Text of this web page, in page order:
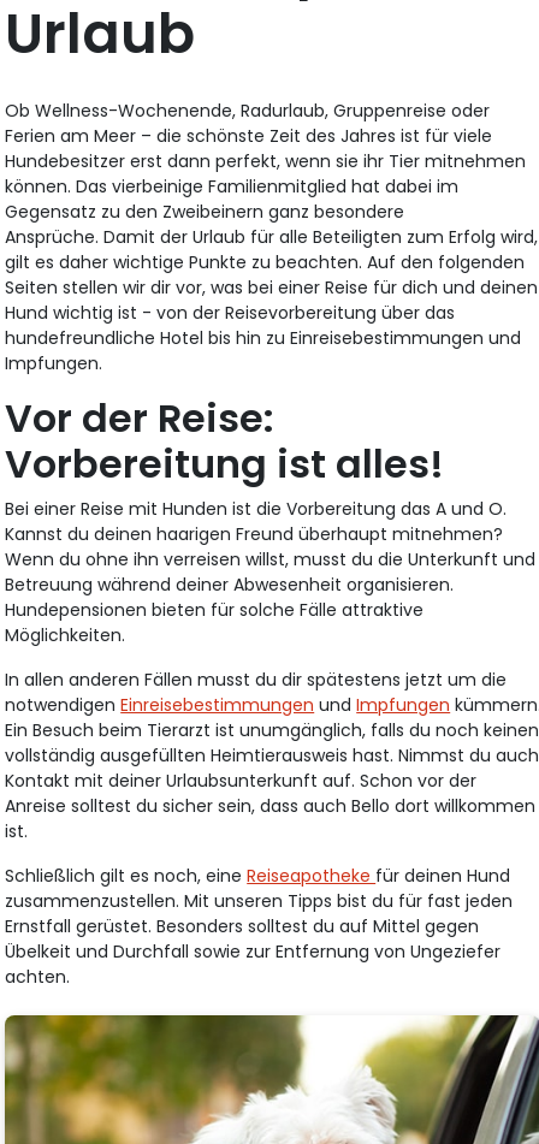
Urlaub
Ob Wellness-Wochenende, Radurlaub, Gruppenreise oder
Ferien am Meer – die schönste Zeit des Jahres ist für viele
Hundebesitzer erst dann perfekt, wenn sie ihr Tier mitnehmen
können. Das vierbeinige Familienmitglied hat dabei im
Gegensatz zu den Zweibeinern ganz besondere
Ansprüche. Damit der Urlaub für alle Beteiligten zum Erfolg wird,
gilt es daher wichtige Punkte zu beachten. Auf den folgenden
Seiten stellen wir dir vor, was bei einer Reise für dich und deinen
Hund wichtig ist - von der Reisevorbereitung über das
hundefreundliche Hotel bis hin zu Einreisebestimmungen und
Impfungen.
Vor der Reise:
Vorbereitung ist alles!
Bei einer Reise mit Hunden ist die Vorbereitung das A und O.
Kannst du deinen haarigen Freund überhaupt mitnehmen?
Wenn du ohne ihn verreisen willst, musst du die Unterkunft und
Betreuung während deiner Abwesenheit organisieren.
Hundepensionen bieten für solche Fälle attraktive
Möglichkeiten.
In allen anderen Fällen musst du dir spätestens jetzt um die
notwendigenEinreisebestimmungen undImpfungen
Ein Besuch beim Tierarzt ist unumgänglich, falls du noch keinen
vollständig ausgefüllten Heimtierausweis hast. Nimmst du auch
Kontakt mit deiner Urlaubsunterkunft auf. Schon vor der
Anreise solltest du sicher sein, dass auch Bello dort willkommen
ist.
Schließlich gilt es noch, eineReiseapotheke für deinen Hund
zusammenzustellen. Mit unseren Tipps bist du für fast jeden
Ernstfall gerüstet. Besonders solltest du auf Mittel gegen
Übelkeit und Durchfall sowie zur Entfernung von Ungeziefer
achten.